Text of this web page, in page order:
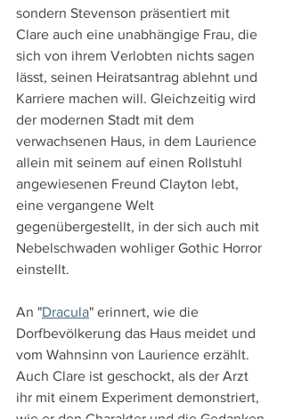
sondern Stevenson präsentiert mit
Clare auch eine unabhängige Frau, die
sich von ihrem Verlobten nichts sagen
lässt, seinen Heiratsantrag ablehnt und
Karriere machen will. Gleichzeitig wird
der modernen Stadt mit dem
verwachsenen Haus, in dem Laurience
allein mit seinem auf einen Rollstuhl
angewiesenen Freund Clayton lebt,
eine vergangene Welt
gegenübergestellt, in der sich auch mit
Nebelschwaden wohliger Gothic Horror
einstellt.
An "Dracula" erinnert, wie die
Dorfbevölkerung das Haus meidet und
vom Wahnsinn von Laurience erzählt.
Auch Clare ist geschockt, als der Arzt
ihr mit einem Experiment demonstriert,